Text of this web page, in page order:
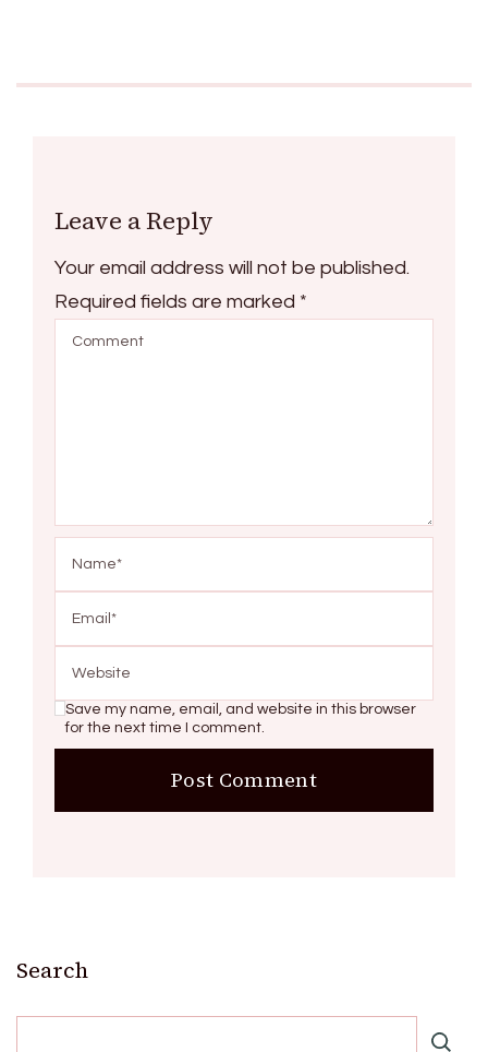
Leave a Reply
Your email address will not be published.
Required fields are marked *
Save my name, email, and website in this browser
for the next time I comment.
Search